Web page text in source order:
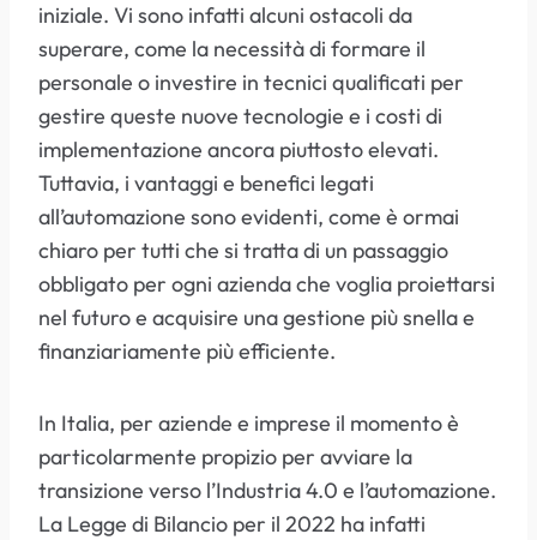
iniziale. Vi sono infatti alcuni ostacoli da
superare, come la necessità di formare il
personale o investire in tecnici qualificati per
gestire queste nuove tecnologie e i costi di
implementazione ancora piuttosto elevati.
Tuttavia, i vantaggi e benefici legati
all’automazione sono evidenti, come è ormai
chiaro per tutti che si tratta di un passaggio
obbligato per ogni azienda che voglia proiettarsi
nel futuro e acquisire una gestione più snella e
finanziariamente più efficiente.
In Italia, per aziende e imprese il momento è
particolarmente propizio per avviare la
transizione verso l’Industria 4.0 e l’automazione.
La Legge di Bilancio per il 2022 ha infatti